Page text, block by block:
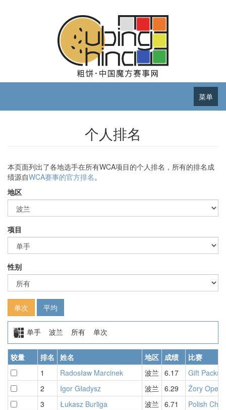
菜单
个人排名
本页面列出了各地选手在所有WCA项目的个人排名，所有的排名成
绩源自WCA赛事的官方排名 。
地区
项目
性别
单次 平均
单手 波兰 所有 单次
较量 排名 姓名 地区 成绩
比赛
1
Radosław Marcinek 波兰 6.17
Gift Packs
2
Igor Gładysz 波兰 6.29
Żory Open
3
Łukasz Burliga 波兰 6.71
Polish